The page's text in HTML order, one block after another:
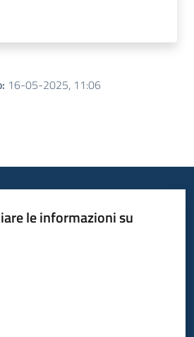
: 16-05-2025, 11:06
le informazioni su